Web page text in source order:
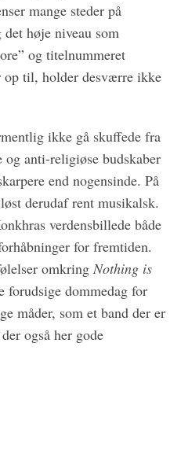
mange steder på
høje niveau som
og titelnummeret
op til, holder desværre ikke
ikke gå skuffede fra
anti-religiøse budskaber
end nogensinde. På
derudaf rent musikalsk.
verdensbillede både
for fremtiden.
omkring Nothing is
dommedag for
måder, som et band der er
også her gode